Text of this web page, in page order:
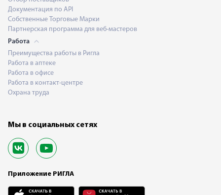
Документация по API
Собственные Торговые Марки
Партнерская программа для веб-мастеров
Работа
Преимущества работы в Ригла
Работа в аптеке
Работа в офисе
Работа в контакт-центре
Охрана труда
Мы в социальных сетях
Приложение РИГЛА